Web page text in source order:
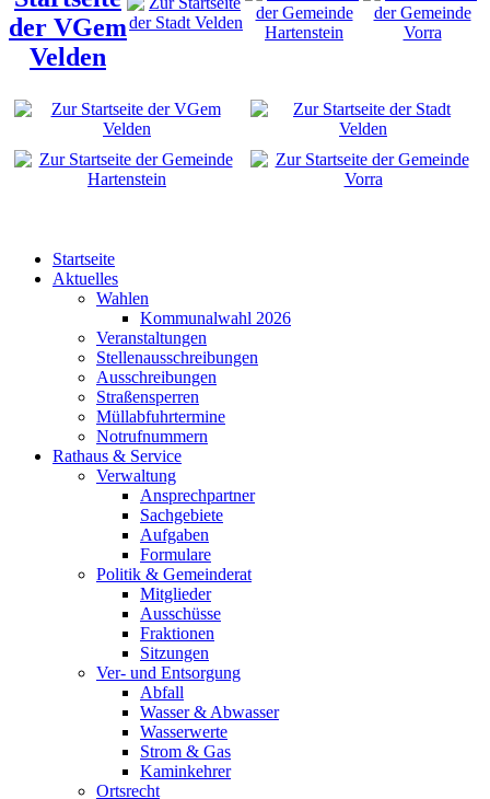
Startseite
Aktuelles
Wahlen
Kommunalwahl 2026
Veranstaltungen
Stellenausschreibungen
Ausschreibungen
Straßensperren
Müllabfuhrtermine
Notrufnummern
Rathaus & Service
Verwaltung
Ansprechpartner
Sachgebiete
Aufgaben
Formulare
Politik & Gemeinderat
Mitglieder
Ausschüsse
Fraktionen
Sitzungen
Ver- und Entsorgung
Abfall
Wasser & Abwasser
Wasserwerte
Strom & Gas
Kaminkehrer
Ortsrecht